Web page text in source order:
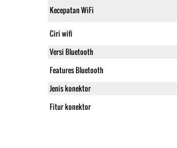
Kecepatan WiFi
Ciri wifi
Versi Bluetooth
Features Bluetooth
Jenis konektor
Fitur konektor